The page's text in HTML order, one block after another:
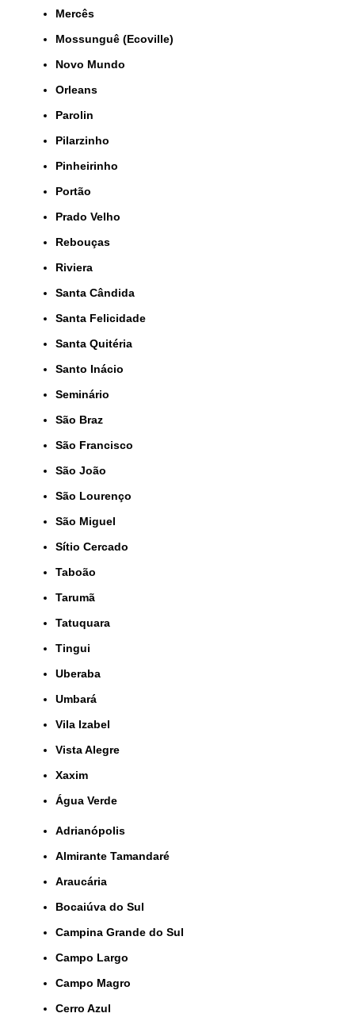
Mercês
Mossunguê (Ecoville)
Novo Mundo
Orleans
Parolin
Pilarzinho
Pinheirinho
Portão
Prado Velho
Rebouças
Riviera
Santa Cândida
Santa Felicidade
Santa Quitéria
Santo Inácio
Seminário
São Braz
São Francisco
São João
São Lourenço
São Miguel
Sítio Cercado
Taboão
Tarumã
Tatuquara
Tingui
Uberaba
Umbará
Vila Izabel
Vista Alegre
Xaxim
Água Verde
Adrianópolis
Almirante Tamandaré
Araucária
Bocaiúva do Sul
Campina Grande do Sul
Campo Largo
Campo Magro
Cerro Azul